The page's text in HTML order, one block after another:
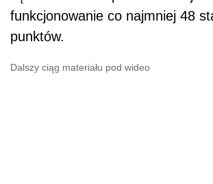
funkcjonowanie co najmniej 48
punktów.
Dalszy ciąg materiału pod wideo